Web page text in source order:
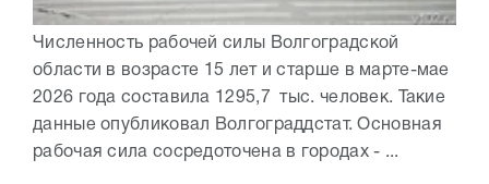
Численность рабочей силы Волгоградской
области в возрасте 15 лет и старше в марте-мае
2026 года составила 1295,7 тыс. человек. Такие
данные опубликовал Волгограддстат. Основная
рабочая сила сосредоточена в городах - ...